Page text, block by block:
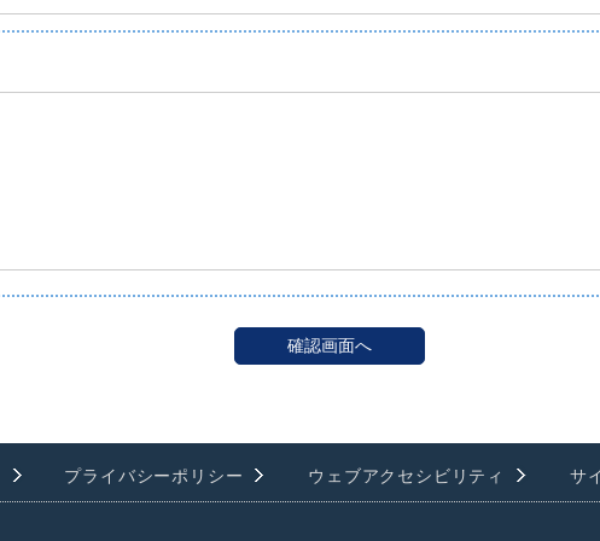
プライバシーポリシー ウェブアクセシビリティ サ